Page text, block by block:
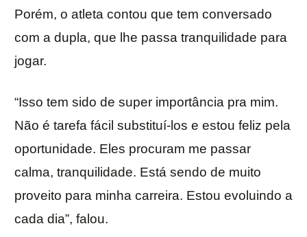
Porém, o atleta contou que tem conversado
com a dupla, que lhe passa tranquilidade para
jogar.
“Isso tem sido de super importância pra mim.
Não é tarefa fácil substituí-los e estou feliz pela
oportunidade. Eles procuram me passar
calma, tranquilidade. Está sendo de muito
proveito para minha carreira. Estou evoluindo a
cada dia”, falou.